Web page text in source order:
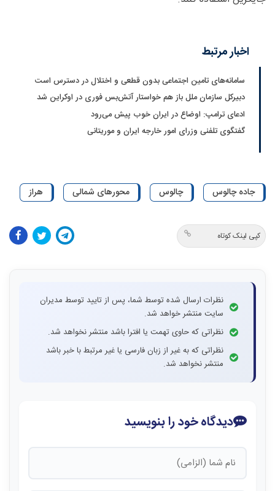
اخبار مرتبط
سامانه‌های تامین اجتماعی بدون قطعی و اختلال در دسترس است
دبیرکل سازمان ملل باز هم خواستار آتش‌بس فوری در اوکراین شد
ادعای ترامپ: اوضاع در ایران خوب پیش می‌رود
گفتگوی تلفنی وزرای امور خارجه ایران و موریتانی
جاده چالوس چالوس محورهای شمالی هراز
کپی لینک کوتاه
نظرات ارسال شده توسط شما، پس از تایید توسط مدیران
سایت منتشر خواهد شد.
نظراتی که حاوی تهمت یا افترا باشد منتشر نخواهد شد.
نظراتی که به غیر از زبان فارسی یا غیر مرتبط با خبر باشد
منتشر نخواهد شد.
دیدگاه خود را بنویسید